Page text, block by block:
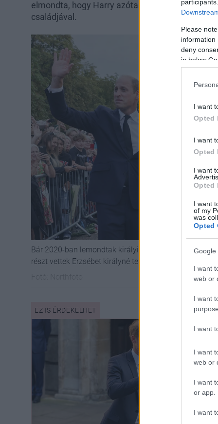
Please
information
deny
in below
I want
Opted
I want
Opted
I want
Opted
I want
of my
was
Opted
Google
I want
web or
I want
I want
I want
web or
I want
or app.
I want
elmondta, hogy Harry azóta kereste felKatalin
családjával.
Bár 2020-ban lemondtak királyi feladataikról, Harry
részt vettek Erzsébet királyné temetésén.